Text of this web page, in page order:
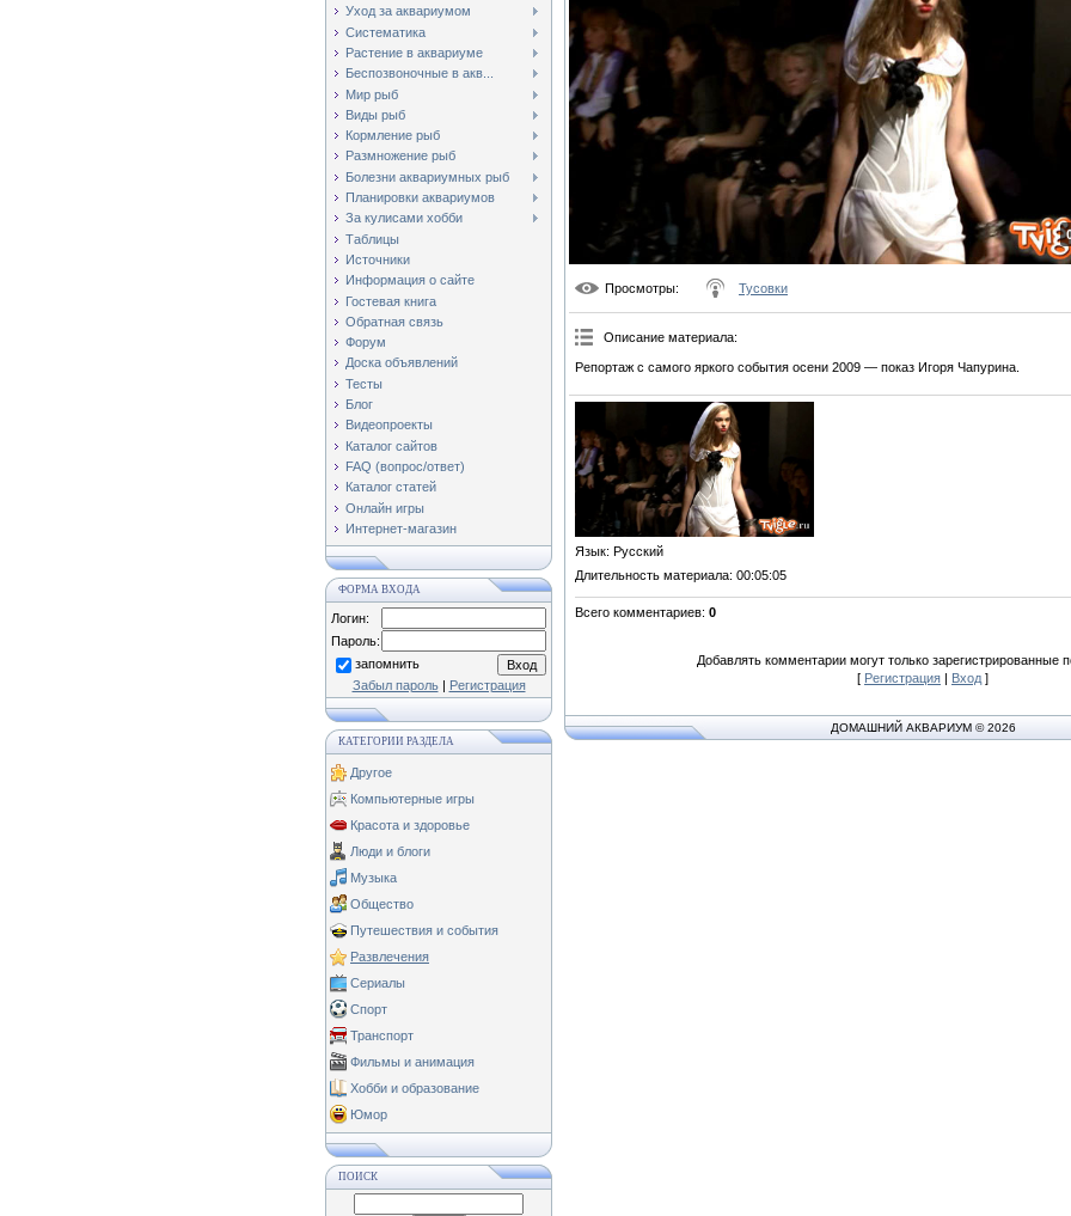
Уход за аквариумом
Систематика
Растение в аквариуме
Беспозвоночные в акв...
Мир рыб
Виды рыб
Кормление рыб
Размножение рыб
Болезни аквариумных рыб
Планировки аквариумов
За кулисами хобби
Таблицы
Источники
Информация о сайте
Гостевая книга
Обратная связь
Форум
Доска объявлений
Тесты
Блог
Видеопроекты
Каталог сайтов
FAQ (вопрос/ответ)
Каталог статей
Онлайн игры
Интернет-магазин
ФОРМА ВХОДА
Логин:
Пароль:
запомнить
Забыл пароль| Регистрация
КАТЕГОРИИ РАЗДЕЛА
Другое
Компьютерные игры
Красота и здоровье
Люди и блоги
Музыка
Общество
Путешествия и события
Развлечения
Сериалы
Спорт
Транспорт
Фильмы и анимация
Хобби и образование
Юмор
ПОИСК
Просмотры: Тусовки
Описание материала:
Репортаж с самого яркого события осени 2009 — показ Игоря Чапурина.
Язык: Русский
Длительность материала: 00:05:05
Всего комментариев: 0
Добавлять комментарии могут только зарегистрированные
[ Регистрация | Вход ]
ДОМАШНИЙ АКВАРИУМ © 2026